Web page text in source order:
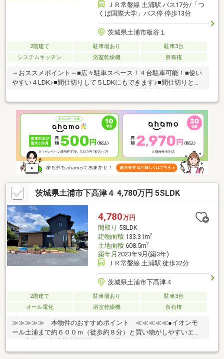
ＪＲ常磐線 土浦駅 バス17分/「つ
くば国際大学」バス停 停歩13分
茨城県土浦市板谷１
2階建て 駐車場あり
駐車3台
システムキッチン
浴室乾燥機 所有権
～おススメポイント～■広々駐車スペース！４台駐車可能！■使い
やすい４LDK♪■間仕切りして５LDKにもできます♪■間仕切りとハ
契約不適合責任免責（引渡し後の設備保証等責任は負いません）
□境界杭の復元や再測量は実施いたしません□売主様居住中につ
き、内見には事前の調整が必要です～土浦市で不動産業35年！ハ
ウスドゥ土浦南にお任せ下さい～■他社様で掲載している物件も
ご一緒にご案内可能です。お気軽にお電話ください■会社統一で
お客様の決断を急かす営業は一切いたしません。判断材料の提供
に努めております
茨城県土浦市下高津４ 4,780万円 5SLDK
4,780万円
間取り 5SLDK
建物面積133.31m2
土地面積608.5m2
築年月 2023年9月(築3年)
ＪＲ常磐線 土浦駅 徒歩32分
茨城県土浦市下高津４
2階建て 駐車場あり
駐車3台
オール電化
浴室乾燥機 所有権
≫≫≫≫≫ 本物件のおすすめポイント ≪≪≪≪≪●イオンモ
ール土浦まで約６００ｍ（徒歩約８分）と買い物がしやすいエリ
宅からも見れます。●ＥＶ車の電力を自宅に供給できるＶ２Ｈ搭